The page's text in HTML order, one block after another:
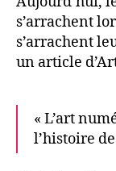
s’arrachent
s’arrachent
un article
« L’art
l’histoire de